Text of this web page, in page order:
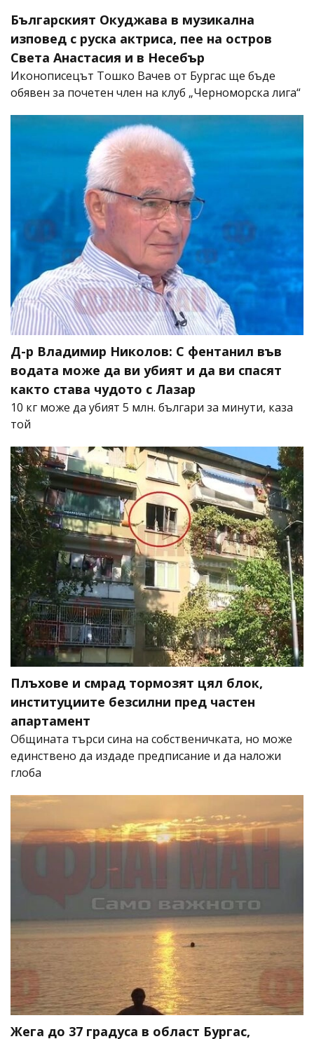
Българският Окуджава в музикална
изповед с руска актриса, пее на остров
Света Анастасия и в Несебър
Иконописецът Тошко Вачев от Бургас ще бъде
обявен за почетен член на клуб „Черноморска лига“
Д-р Владимир Николов: С фентанил във
водата може да ви убият и да ви спасят
както става чудото с Лазар
10 кг може да убият 5 млн. българи за минути, каза
той
Плъхове и смрад тормозят цял блок,
институциите безсилни пред частен
апартамент
Общината търси сина на собственичката, но може
единствено да издаде предписание и да наложи
глоба
Жега до 37 градуса в област Бургас,